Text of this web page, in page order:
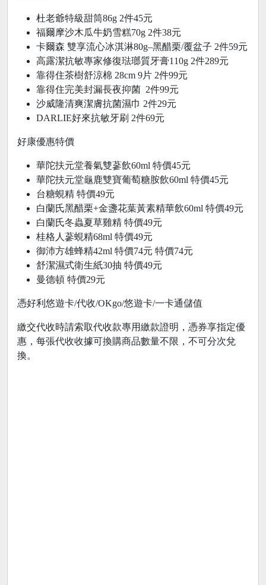
杜老爺特級甜筒86g 2件45元
福爾摩沙木瓜牛奶雪糕70g 2件38元
卡爾森 雙享流心冰淇淋80g–黑醋栗/覆盆子 2件59元
高露潔抗敏專家修復琺瑯質牙膏110g 2件289元
靠得住茶樹舒涼棉 28cm 9片 2件99元
靠得住完美封漏長夜抑菌 2件99元
沙威隆清爽潔膚抗菌濕巾 2件29元
DARLIE好來抗敏牙刷 2件69元
好康優惠特價
華陀扶元堂養氣雙蔘飲60ml 特價45元
華陀扶元堂龜鹿雙寶葡萄糖胺飲60ml 特價45元
台糖蜆精 特價49元
白蘭氏黑醋栗+金盞花葉黃素精華飲60ml 特價49元
白蘭氏冬蟲夏草雞精 特價49元
桂格人蔘蜆精68ml 特價49元
御沛方雄蜂精42ml 特價74元 特價74元
舒潔濕式衛生紙30抽 特價49元
曼德頓 特價29元
憑好利悠遊卡/代收/OKgo/悠遊卡/一卡通儲值
繳交代收時請索取代收款專用繳款證明，憑券享指定優
惠，每張代收收據可換購商品數量不限，不可分次兌
換。